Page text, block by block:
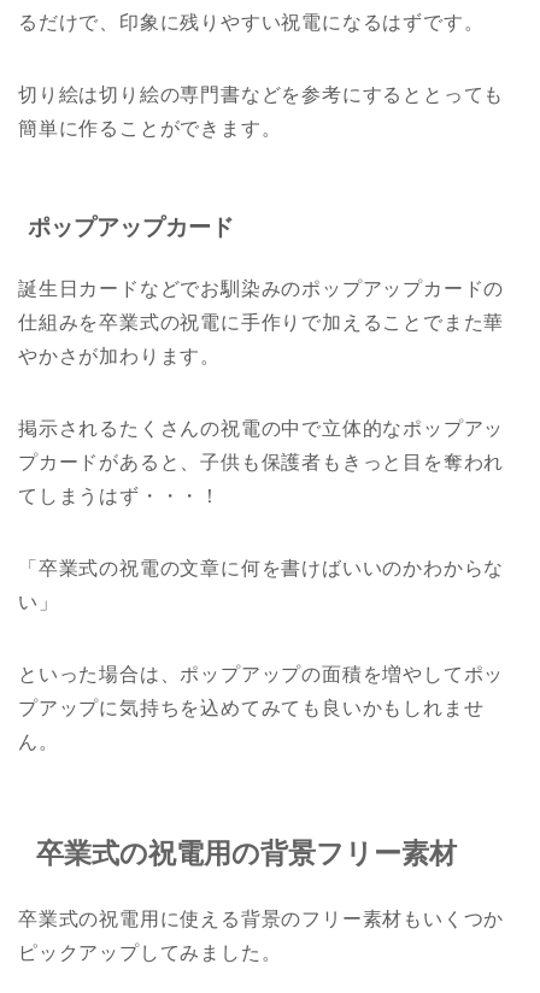
るだけで、印象に残りやすい祝電になるはずです。
切り絵は切り絵の専門書などを参考にするととっても
簡単に作ることができます。
ポップアップカード
誕生日カードなどでお馴染みのポップアップカードの
仕組みを卒業式の祝電に手作りで加えることでまた華
やかさが加わります。
掲示されるたくさんの祝電の中で立体的なポップアッ
プカードがあると、子供も保護者もきっと目を奪われ
てしまうはず・・・！
「卒業式の祝電の文章に何を書けばいいのかわからな
い」
といった場合は、ポップアップの面積を増やしてポッ
プアップに気持ちを込めてみても良いかもしれませ
ん。
卒業式の祝電用の背景フリー素材
卒業式の祝電用に使える背景のフリー素材もいくつか
ピックアップしてみました。